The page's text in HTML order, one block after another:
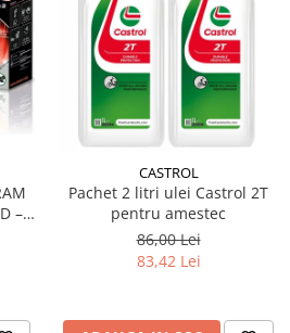
–
CASTROL
Pachet 2 litri ulei Castrol 2T
pentru amestec
86,00 Lei
83,42 Lei